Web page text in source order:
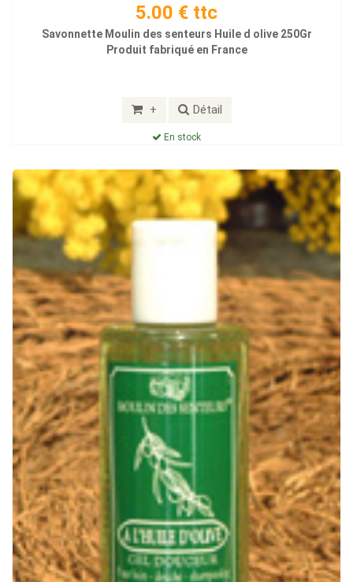
5.00 € ttc
Savonnette Moulin des senteurs Huile d olive 250Gr
Produit fabriqué en France
+ Détail
En stock